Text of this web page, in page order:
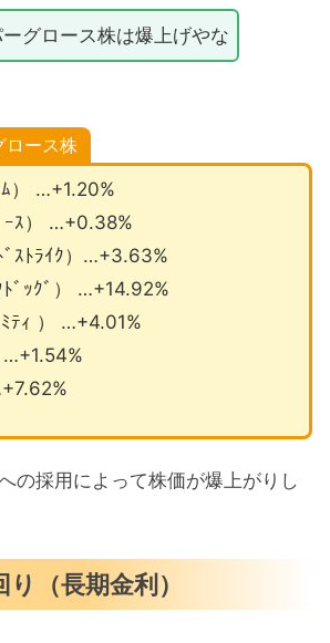
グロース株は爆上げやな
ロース株
ﾑ） …+1.20%
ｰｽ） …+0.38%
ﾞｽﾄﾗｲｸ）…+3.63%
ﾄﾞｯｸﾞ） …+14.92%
ﾐﾃｨ ） …+4.01%
…+1.54%
の採用によって株価が爆上がりし
（長期金利）